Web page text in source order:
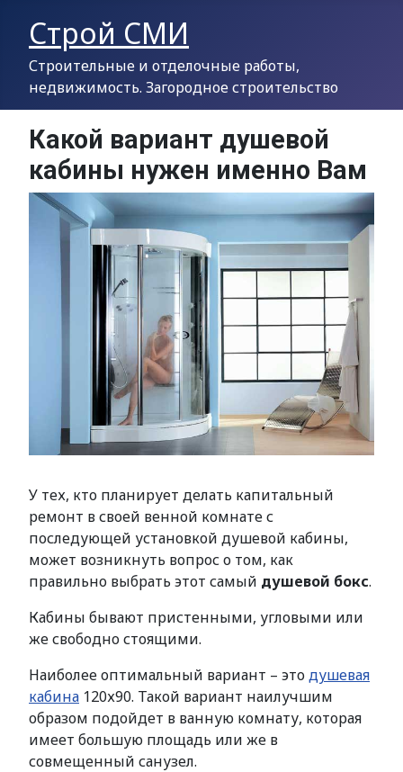
Строй СМИ
Строительные и отделочные работы,
недвижимость. Загородное строительство
Какой вариант душевой
кабины нужен именно Вам
У тех, кто планирует делать капитальный
ремонт в своей венной комнате с
последующей установкой душевой кабины,
может возникнуть вопрос о том, как
правильно выбрать этот самый душевой бокс.
Кабины бывают пристенными, угловыми или
же свободно стоящими.
Наиболее оптимальный вариант – этодушевая
кабина 120х90. Такой вариант наилучшим
образом подойдет в ванную комнату, которая
имеет большую площадь или же в
совмещенный санузел.